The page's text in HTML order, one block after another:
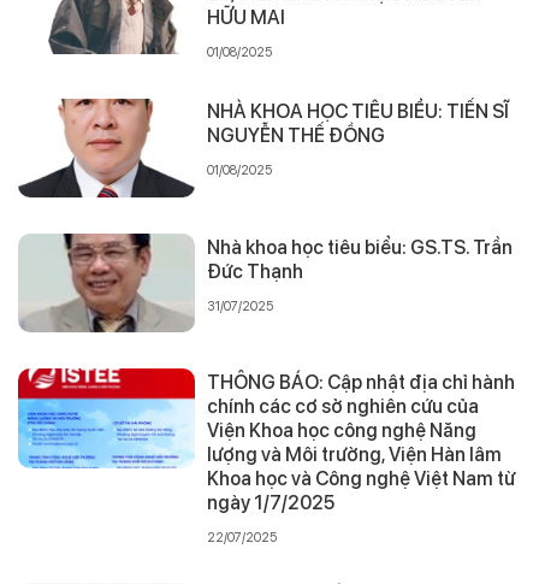
HỮU MAI
01/08/2025
NHÀ KHOA HỌC TIÊU BIỂU: TIẾN SĨ
NGUYỄN THẾ ĐỒNG
01/08/2025
Nhà khoa học tiêu biểu: GS.TS. Trần
Đức Thạnh
31/07/2025
THÔNG BÁO: Cập nhật địa chỉ hành
chính các cơ sở nghiên cứu của
Viện Khoa học công nghệ Năng
lượng và Môi trường, Viện Hàn lâm
Khoa học và Công nghệ Việt Nam từ
ngày 1/7/2025
22/07/2025